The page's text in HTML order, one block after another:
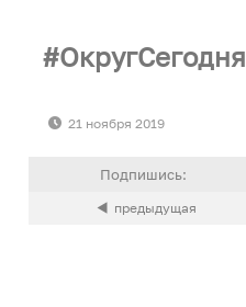
ОкругСегодня
21 ноября 2019